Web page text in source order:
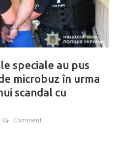
speciale au pus
microbuz în urma
scandal cu
Comment